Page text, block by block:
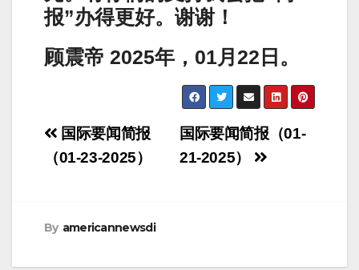
报”办得更好。谢谢！
顾震帝 2025年，01月22日。
Post
navigation
国际要闻简报（01-
21-2025）
国际要闻简报
（01-23-2025）
By americannewsdi